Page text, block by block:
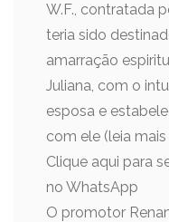
W.F., contratada
teria sido
amarração
Juliana, com o
esposa e
com ele (leia mais
Clique aqui para
no WhatsApp
O promotor